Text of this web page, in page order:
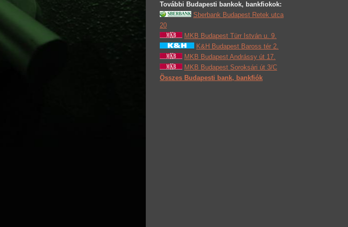
További Budapesti bankok, bankfiokok:
Sberbank Budapest Retek utca
20
MKB Budapest Türr István u. 9.
K&H Budapest Baross tér 2.
MKB Budapest Andrássy út 17.
MKB Budapest Soroksári út 3/C
Összes Budapesti bank, bankfiók